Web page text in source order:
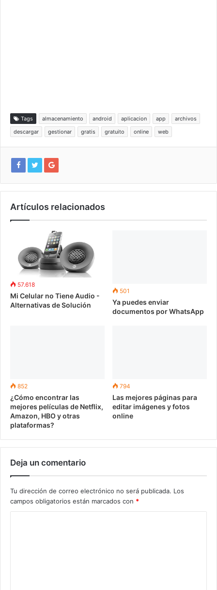
Tags almacenamiento android aplicacion app
archivos
descargar
gestionar gratis gratuito online web
Artículos relacionados
57.618
Mi Celular no Tiene Audio -
Alternativas de Solución
501
Ya puedes enviar
documentos por WhatsApp
852
¿Cómo encontrar las
mejores películas de Netflix,
Amazon, HBO y otras
plataformas?
794
Las mejores páginas para
editar imágenes y fotos
online
Deja un comentario
Tu dirección de correo electrónico no será publicada. Los
campos obligatorios están marcados con *